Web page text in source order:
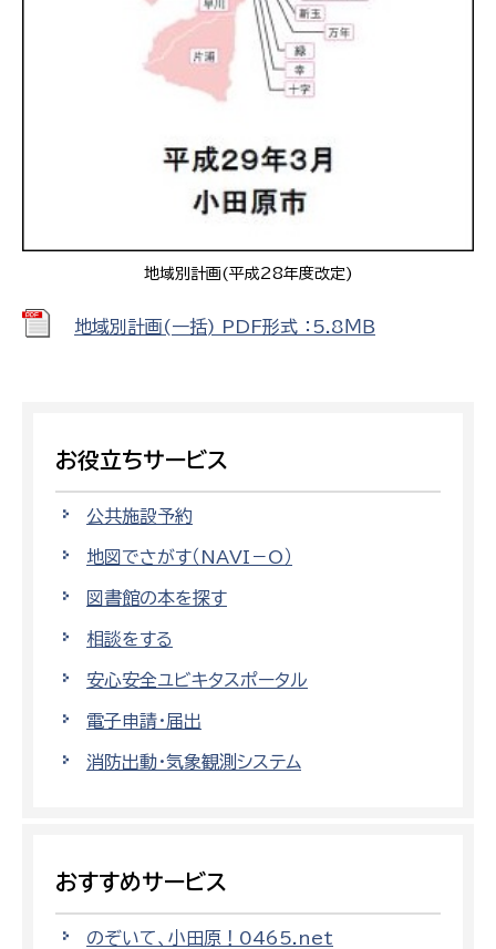
地域別計画(平成28年度改定)
地域別計画(一括) PDF形式 ：5.8ＭＢ
お役立ちサービス
公共施設予約
地図でさがす（NAVI－O）
図書館の本を探す
相談をする
安心安全ユビキタスポータル
電子申請・届出
消防出動・気象観測システム
おすすめサービス
のぞいて、小田原！0465.net